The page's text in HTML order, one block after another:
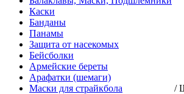
Каски
Банданы
Панамы
Защита от насекомых
Бейсболки
Армейские береты
Арафатки (шемаги)
Маски для страйкбола
/